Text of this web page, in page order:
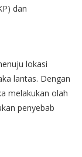
dan
lokasi
lantas. Dengan
melakukan olah
penyebab